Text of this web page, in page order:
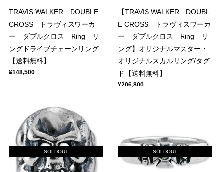
TRAVIS WALKER DOUBLE
CROSS トラヴィスワーカ
ー ダブルクロス Ring リ
ングドライブチェーンリング
【送料無料】
¥148,500
【TRAVIS WALKER DOUBL
E CROSS トラヴィスワーカ
ー ダブルクロス Ring リ
ング】オリジナルマスター・
オリジナルスカルリング/タグ
ド【送料無料】
¥206,800
SOLDOUT SOLDOUT